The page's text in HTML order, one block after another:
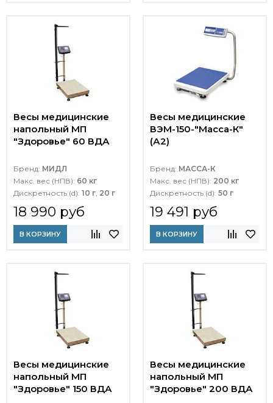
Весы медицинские
напольный МП
"Здоровье" 60 ВДА
Бренд: МИДЛ
Макс. вес (НПВ): 60 кг
Дискретность (d): 10 г, 20 г
18 990 руб
В КОРЗИНУ
Весы медицинские
ВЭМ-150-"Масса-К"
(А2)
Бренд: МАССА-К
Макс. вес (НПВ): 200 кг
Дискретность (d): 50 г
19 491 руб
В КОРЗИНУ
Весы медицинские
напольный МП
"Здоровье" 150 ВДА
Весы медицинские
напольный МП
"Здоровье" 200 ВДА